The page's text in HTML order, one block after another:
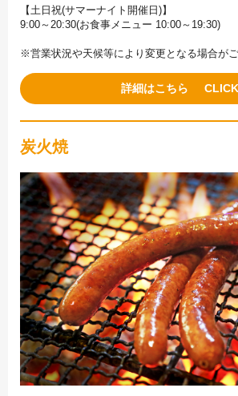
【土日祝(サマーナイト開催日)】
9:00～20:30(お食事メニュー 10:00～19:30)
※営業状況や天候等により変更となる場合がご
詳細はこちら
炭火焼